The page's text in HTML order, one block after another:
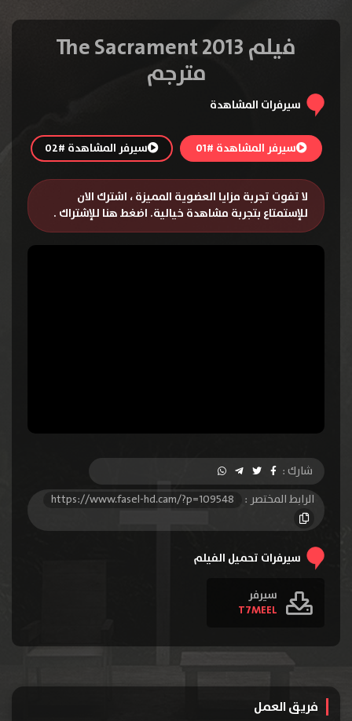
فيلم The Sacrament 2013
مترجم
سيرفرات المشاهدة
سيرفر المشاهدة #01 سيرفر المشاهدة #02
لا تفوت تجربة مزايا العضوية المميزة ، اشترك الان
للإستمتاع بتجربة مشاهدة خيالية. اضغط هنا للإشتراك .
شارك :
الرابط المختصر :
https://www.fasel-hd.cam/?p=109548
سيرفرات تحميل الفيلم
سيرفر
T7MEEL
فريق العمل